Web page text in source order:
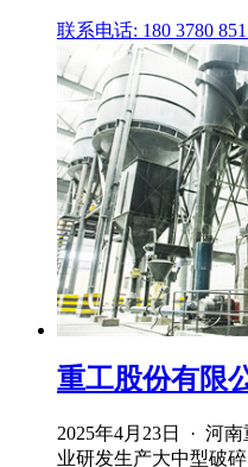
联系电话: 180 3780
重工股份有限
2025年4月23日 · 河
业研发生产大中型破